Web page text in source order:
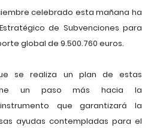
celebrado esta mañana ha
de Subvenciones para
global de 9.500.760 euros.
se realiza un plan de estas
un paso más hacia la
que garantizará la
ayudas contempladas para el